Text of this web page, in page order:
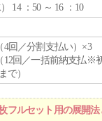
） 14 ：50 ～ 16 ：10
4回／分割支払い）×3
12回／一括前納支払※
で）
ルセット用の展開法